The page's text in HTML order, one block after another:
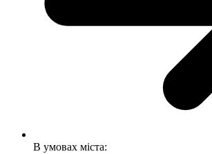
В умовах міста: